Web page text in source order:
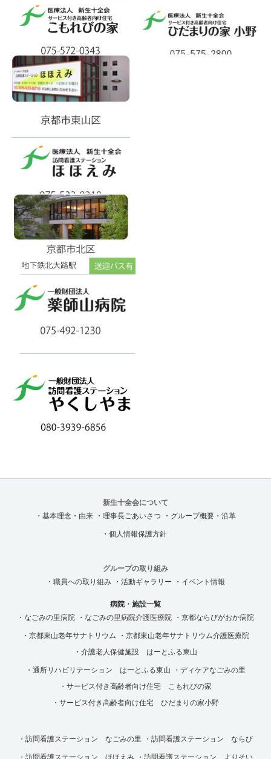
新生十全会について
・基本理念・由来
・理事長ごあいさつ ・グループ概要・沿革
・個人情報保護方針
グループの取り組み
・職員への取り組み
・活動ギャラリー ・イベント情報
病院・施設一覧
・なごみの里病院
・なごみの里病院介護医療院 ・京都ならびがおか病院
・京都東山老年サナトリウム
・京都東山老年サナトリウム介護医療院
・介護老人保健施設 はーとふる東山
・通所リハビリテーション はーとふる東山
・ディケアなごみの里
・サービス付き高齢者向け住宅 こもれびの家
・サービス付き高齢者向け住宅 ひだまりの家小野
・訪問看護ステーション なごみの里 ・訪問看護ステーション ならび
・訪問看護ステーション ほほえみ ・訪問看護ステーション よりそい